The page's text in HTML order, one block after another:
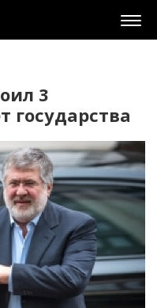
3
государства